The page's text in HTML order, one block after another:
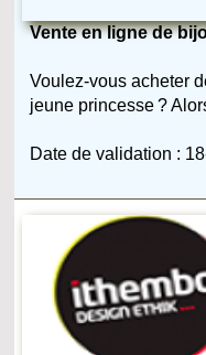
Vente en ligne de
Voulez-vous acheter
jeune princesse ?
Date de validation :